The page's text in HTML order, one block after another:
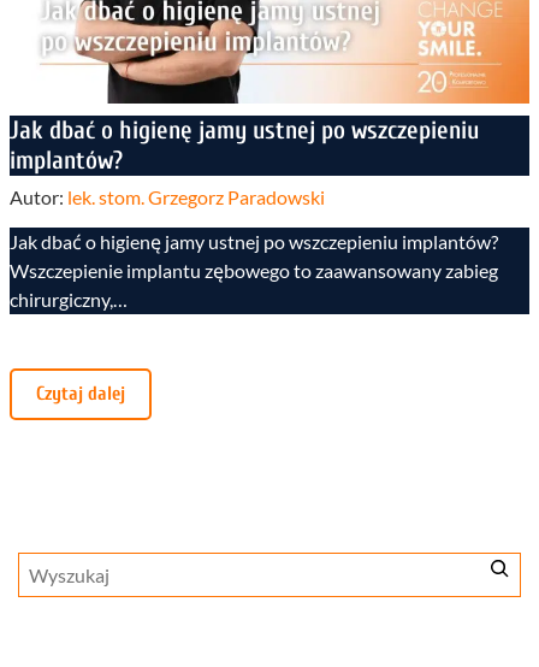
Jak dbać o higienę jamy ustnej po wszczepieniu
implantów?
Autor: lek. stom. Grzegorz Paradowski
Jak dbać o higienę jamy ustnej po wszczepieniu implantów?
Wszczepienie implantu zębowego to zaawansowany zabieg
chirurgiczny,…
Czytaj dalej